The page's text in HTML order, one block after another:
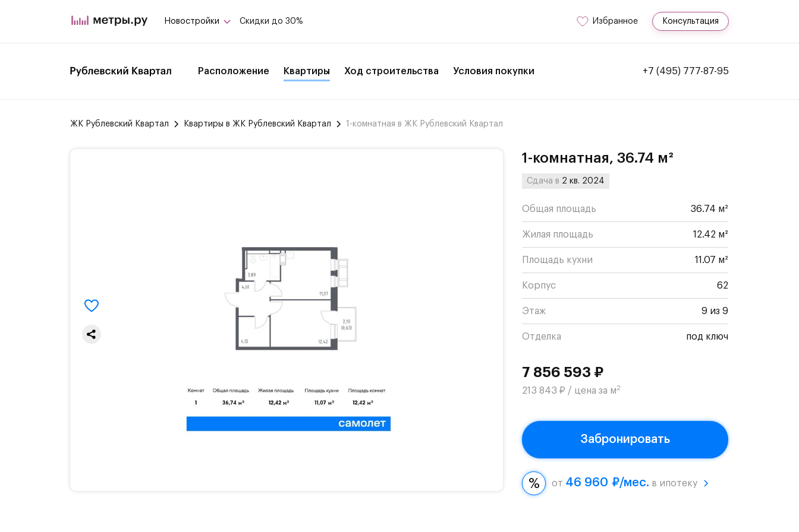
Новостройки Скидки до 30% Избранное Консультация
Расположение Квартиры Ход строительства Условия покупки +7 (495) 777-87-95
ЖК Рублевский Квартал Квартиры в ЖК Рублевский Квартал 1-комнатная в ЖК Рублевский Квартал
1-комнатная, 36.74 м²
Сдача в 2 кв. 2024
Общая площадь 36.74 м²
Жилая площадь 12.42 м²
Площадь кухни 11.07 м²
Корпус 62
Этаж 9 из 9
Отделка под ключ
7 856 593 ₽
213 843 ₽ / цена за м2
Забронировать
от 46 960 ₽/мес. в ипотеку